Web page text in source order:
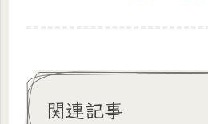
関連記事